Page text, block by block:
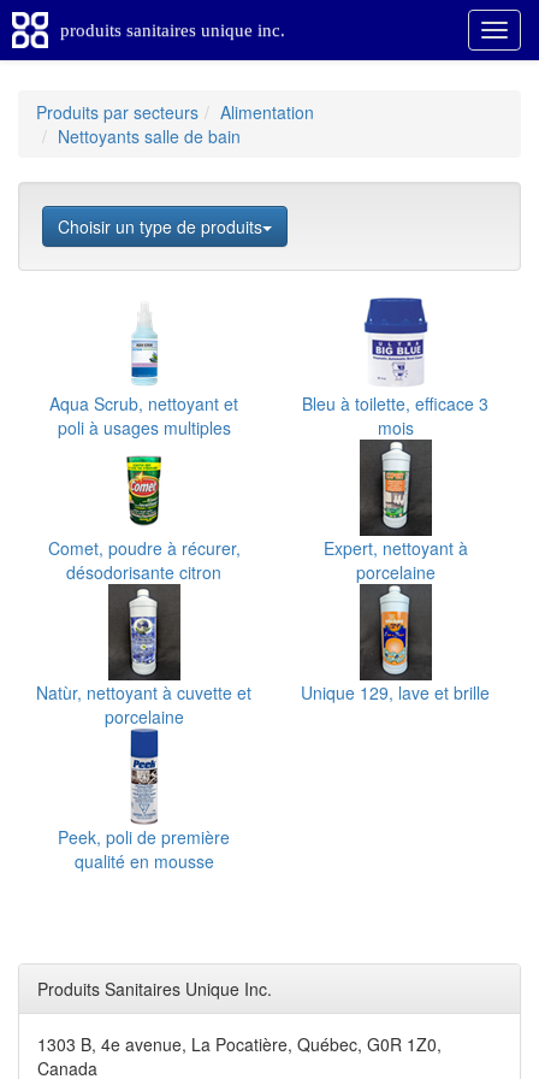
produits sanitaires unique inc.
Produits par secteurs
Alimentation
Nettoyants salle de bain
Choisir un type de produits
Aqua Scrub, nettoyant et
poli à usages multiples
Bleu à toilette, efficace 3
mois
Comet, poudre à récurer,
désodorisante citron
Expert, nettoyant à
porcelaine
Natùr, nettoyant à cuvette et
porcelaine
Unique 129, lave et brille
Peek, poli de première
qualité en mousse
Produits Sanitaires Unique Inc.
1303 B, 4e avenue, La Pocatière, Québec, G0R 1Z0,
Canada